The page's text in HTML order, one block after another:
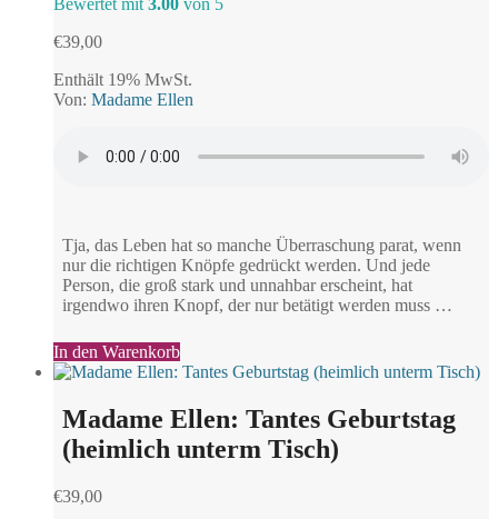
Bewertet mit 3.00 von 5
€39,00
Enthält 19% MwSt.
Von: Madame Ellen
Tja, das Leben hat so manche Überraschung parat, wenn
nur die richtigen Knöpfe gedrückt werden. Und jede
Person, die groß stark und unnahbar erscheint, hat
irgendwo ihren Knopf, der nur betätigt werden muss …
In den Warenkorb
Madame Ellen: Tantes Geburtstag
(heimlich unterm Tisch)
€39,00